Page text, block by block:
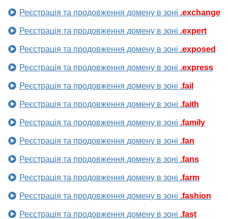
Реєстрація та продовження домену в зоні .exchange
Реєстрація та продовження домену в зоні .expert
Реєстрація та продовження домену в зоні .exposed
Реєстрація та продовження домену в зоні .express
Реєстрація та продовження домену в зоні .fail
Реєстрація та продовження домену в зоні .faith
Реєстрація та продовження домену в зоні .family
Реєстрація та продовження домену в зоні .fan
Реєстрація та продовження домену в зоні .fans
Реєстрація та продовження домену в зоні .farm
Реєстрація та продовження домену в зоні .fashion
Реєстрація та продовження домену в зоні .fast